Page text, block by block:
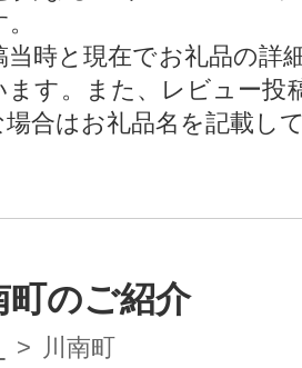
時と現在でお礼品の詳
ます。また、レビュー投
合はお礼品名を記載し
町のご紹介
川南町